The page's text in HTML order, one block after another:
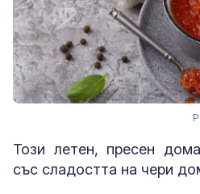
Този летен, пресен
със сладостта на чери